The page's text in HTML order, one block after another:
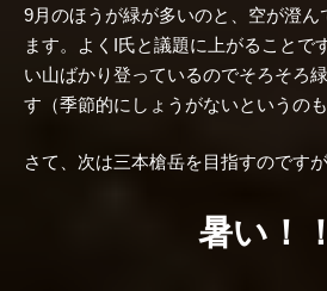
9月のほうが緑が多いのと、空が澄
ます。よくI氏と議題に上がることで
い山ばかり登っているのでそろそろ
す（季節的にしょうがないというのも
さて、次は三本槍岳を目指すのです
暑い！！